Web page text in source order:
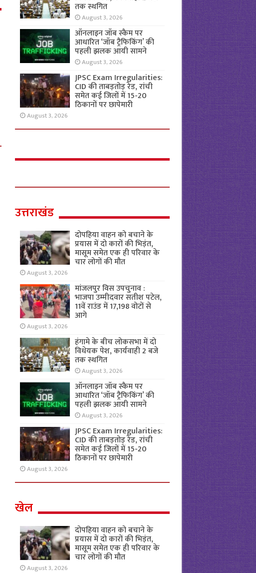
तक स्थगित
August 3, 2026
ऑनलाइन जॉब स्कैम पर
आधारित ‘जॉब ट्रैफिकिंग’ की
पहली झलक आयी सामने
August 3, 2026
JPSC Exam Irregularities:
CID की ताबड़तोड़ रेड, रांची
समेत कई जिलों में 15-20
ठिकानों पर छापेमारी
August 3, 2026
उत्तराखंड
दोपहिया वाहन को बचाने के
प्रयास में दो कारों की भिड़ंत,
मासूम समेत एक ही परिवार के
चार लोगों की मौत
August 3, 2026
मांजलपुर विस उपचुनाव :
भाजपा उम्मीदवार सतीश पटेल,
11वें राउंड में 17,198 वोटों से
आगे
August 3, 2026
हंगामे के बीच लोकसभा में दो
विधेयक पेश, कार्यवाही 2 बजे
तक स्थगित
August 3, 2026
ऑनलाइन जॉब स्कैम पर
आधारित ‘जॉब ट्रैफिकिंग’ की
पहली झलक आयी सामने
August 3, 2026
JPSC Exam Irregularities:
CID की ताबड़तोड़ रेड, रांची
समेत कई जिलों में 15-20
ठिकानों पर छापेमारी
August 3, 2026
खेल
दोपहिया वाहन को बचाने के
प्रयास में दो कारों की भिड़ंत,
मासूम समेत एक ही परिवार के
चार लोगों की मौत
August 3, 2026